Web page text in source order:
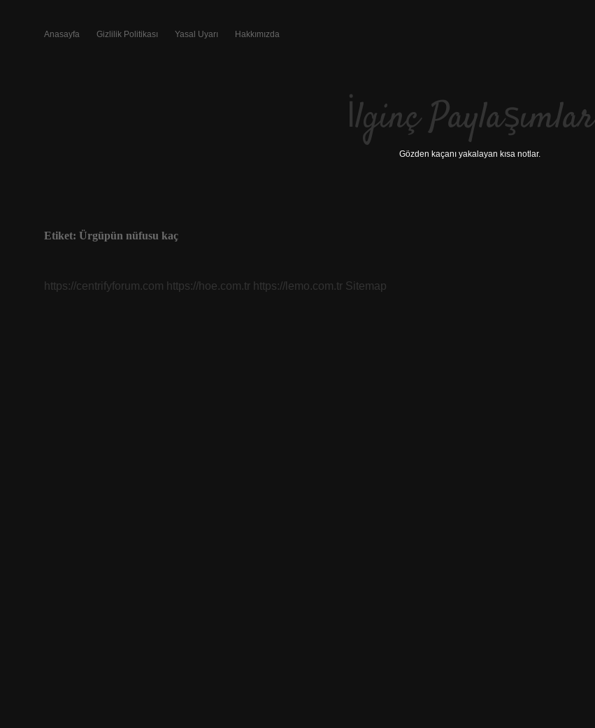
Anasayfa Gizlilik Politikası Yasal Uyarı Hakkımızda
İlginç Paylaşımlar
Gözden kaçanı yakalayan kısa notlar.
Etiket: Ürgüpün nüfusu kaç
https://centrifyforum.com https://hoe.com.tr https://lemo.com.tr Sitemap